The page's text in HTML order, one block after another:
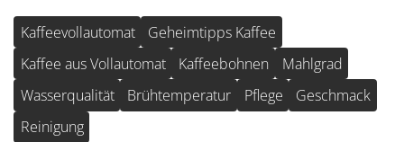
Kaffeevollautomat
Geheimtipps Kaffee
Kaffee aus Vollautomat
Kaffeebohnen
Mahlgrad
Wasserqualität
Brühtemperatur Pflege
Geschmack
Reinigung